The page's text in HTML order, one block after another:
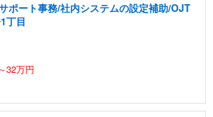
ポート事務/社内システムの設定補助/OJT
丁目
32万円